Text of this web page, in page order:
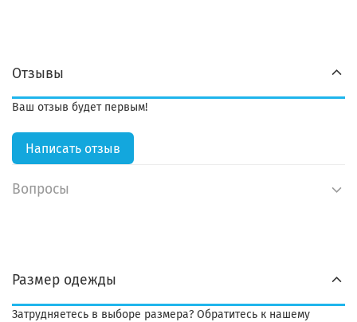
Отзывы
Ваш отзыв будет первым!
Написать отзыв
Вопросы
Размер одежды
Затрудняетесь в выборе размера? Обратитесь к нашему